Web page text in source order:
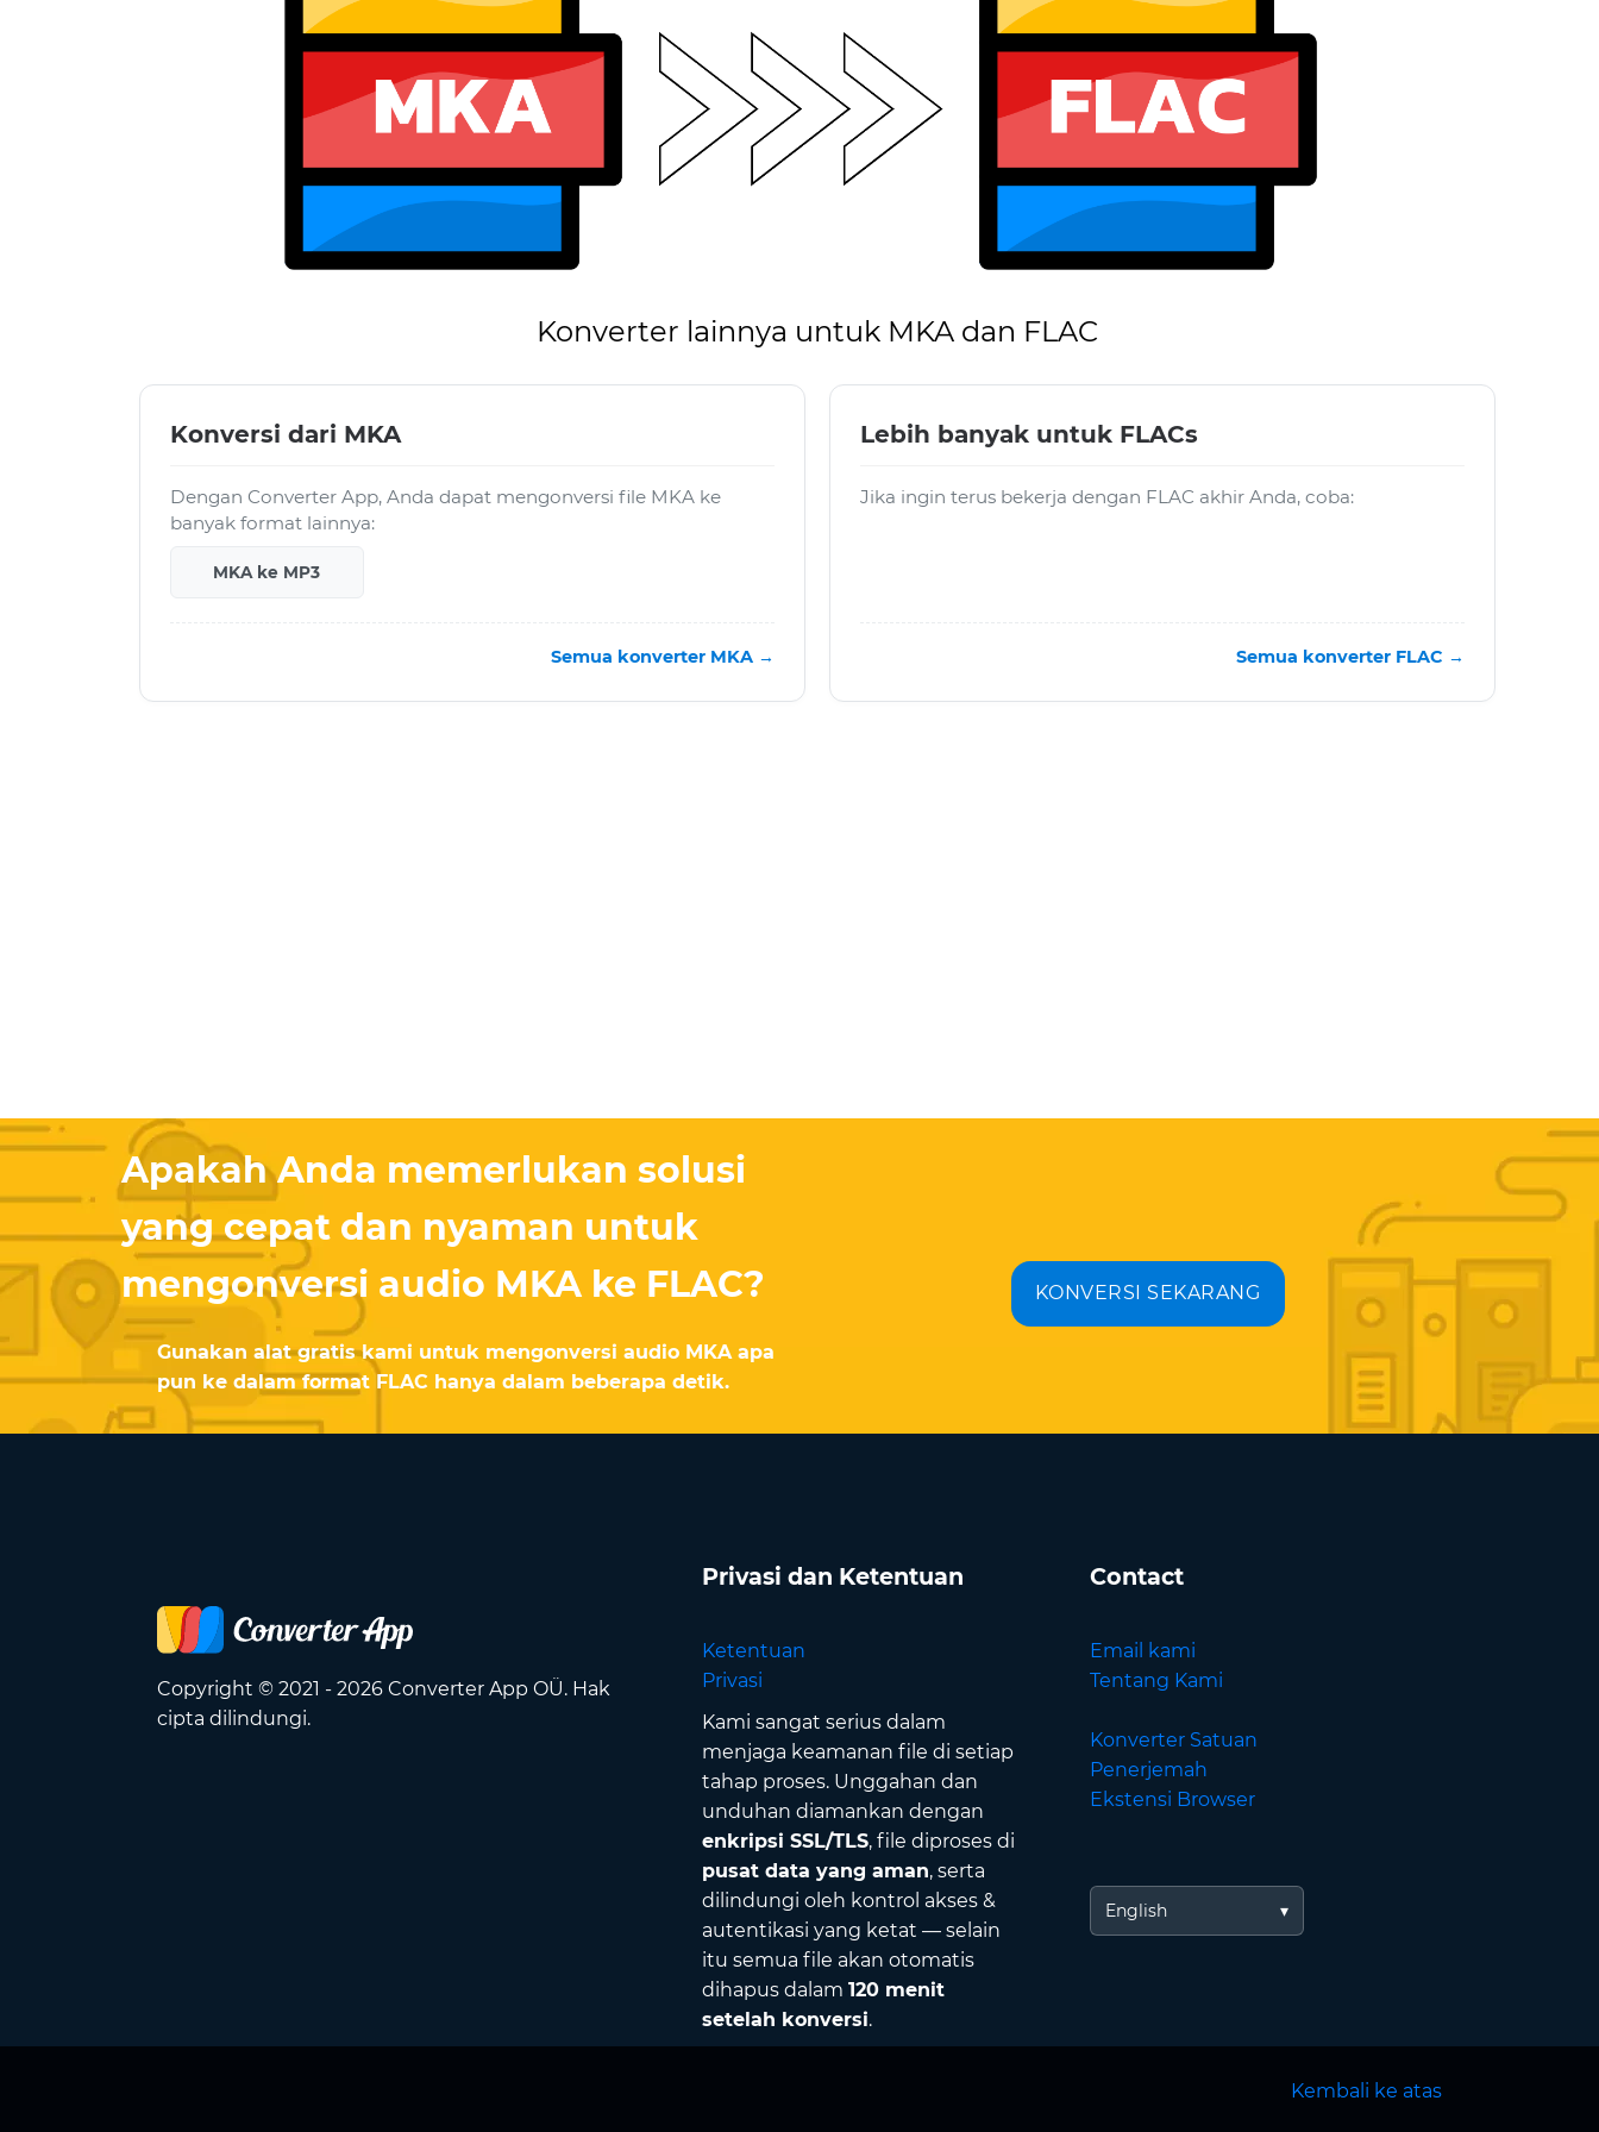
Konverter lainnya untuk MKA dan FLAC
Konversi dari MKA
Dengan Converter App, Anda dapat mengonversi file MKA ke
banyak format lainnya:
MKA ke MP3
Semua konverter MKA →
Lebih banyak untuk FLACs
Jika ingin terus bekerja dengan FLAC akhir Anda, coba:
Semua konverter FLAC →
Apakah Anda memerlukan solusi
yang cepat dan nyaman untuk
mengonversi audio MKA ke FLAC?
Gunakan alat gratis kami untuk mengonversi audio MKA apa
pun ke dalam format FLAC hanya dalam beberapa detik.
KONVERSI SEKARANG
Copyright © 2021 - 2026 Converter App OÜ. Hak
cipta dilindungi.
Privasi dan Ketentuan
Ketentuan
Privasi
Kami sangat serius dalam
menjaga keamanan file di setiap
tahap proses. Unggahan dan
unduhan diamankan dengan
enkripsi SSL/TLS, file diproses di
pusat data yang aman, serta
dilindungi oleh kontrol akses &
autentikasi yang ketat — selain
itu semua file akan otomatis
dihapus dalam 120 menit
setelah konversi.
Contact
Email kami
Tentang Kami
Konverter Satuan
Penerjemah
Ekstensi Browser
English
Kembali ke atas